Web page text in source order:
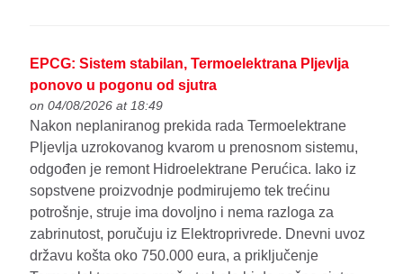
EPCG: Sistem stabilan, Termoelektrana Pljevlja
ponovo u pogonu od sjutra
on 04/08/2026 at 18:49
Nakon neplaniranog prekida rada Termoelektrane
Pljevlja uzrokovanog kvarom u prenosnom sistemu,
odgođen je remont Hidroelektrane Perućica. Iako iz
sopstvene proizvodnje podmirujemo tek trećinu
potrošnje, struje ima dovoljno i nema razloga za
zabrinutost, poručuju iz Elektroprivrede. Dnevni uvoz
državu košta oko 750.000 eura, a priključenje